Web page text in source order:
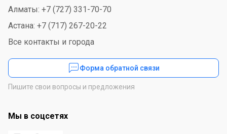
Алматы: +7 (727) 331-70-70
Астана: +7 (717) 267-20-22
Все контакты и города
Форма обратной связи
Пишите свои вопросы и предложения
Мы в соцсетях